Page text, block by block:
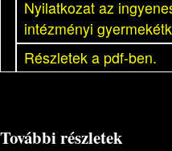
Nyilatkozat az
intézményi
Részletek a pdf-ben.
További részletek